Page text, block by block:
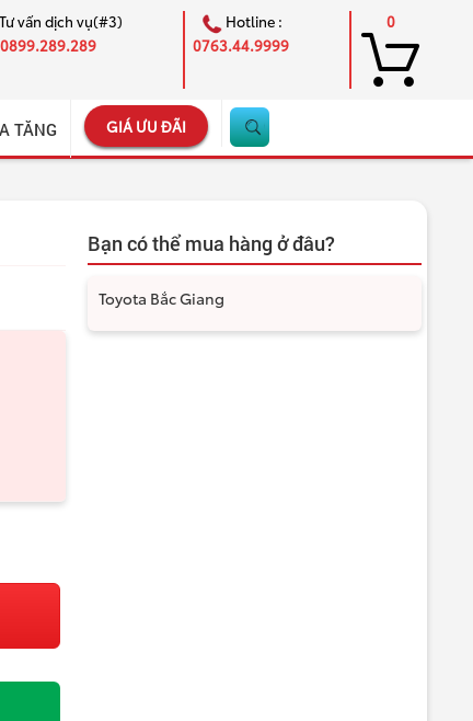
Tư vấn dịch vụ(#3)
0899.289.289
Hotline :
0763.44.9999
0
TĂNG GIÁ ƯU ĐÃI
Bạn có thể mua hàng ở đâu?
Toyota Bắc Giang